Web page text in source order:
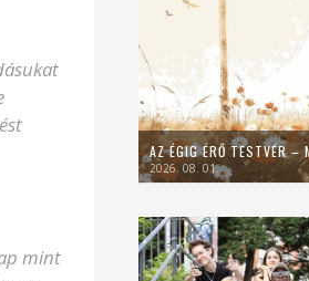
mint
AZ ÉGIG ÉRŐ TESTVÉR –
2026. 08. 01.